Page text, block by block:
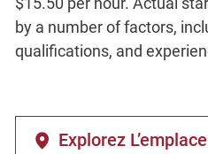
by a number of factors,
qualifications, and
Explorez